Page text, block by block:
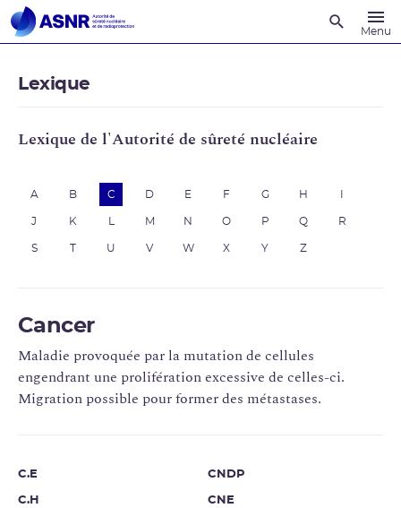
Menu
Lexique
Lexique de l'Autorité de sûreté nucléaire
A B C D E F G H
J K M N O P Q R
S U V W X Y Z
Cancer
Maladie provoquée par la mutation de cellules
engendrant une prolifération excessive de celles-ci.
Migration possible pour former des métastases.
C.E
C.H
CNDP
CNE